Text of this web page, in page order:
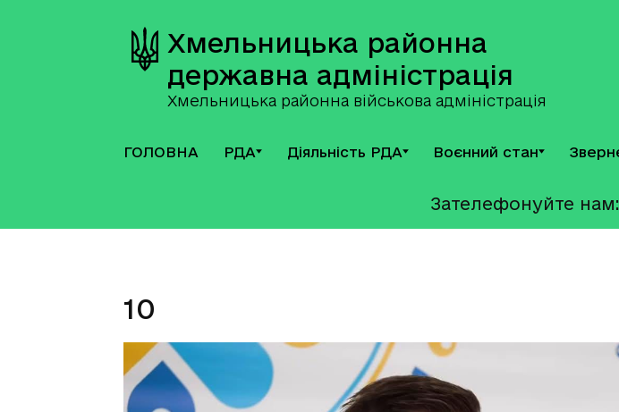
Хмельницька районна
державна адміністрація
Хмельницька районна військова адміністрація
ГОЛОВНА РДА Діяльність РДА Воєнний стан
Зателефонуйте нам:
10